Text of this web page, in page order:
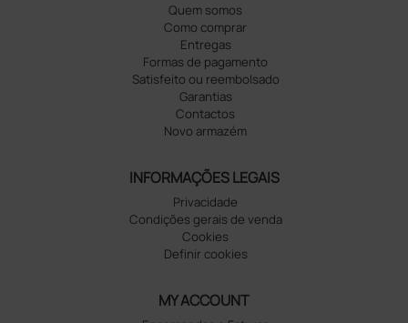
Quem somos
Como comprar
Entregas
Formas de pagamento
Satisfeito ou reembolsado
Garantias
Contactos
Novo armazém
INFORMAÇÕES LEGAIS
Privacidade
Condições gerais de venda
Cookies
Definir cookies
MY ACCOUNT